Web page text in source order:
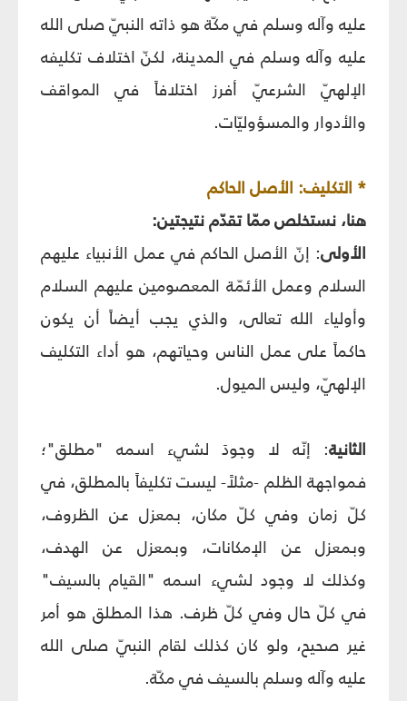
عليه وآله وسلم في مكّة هو ذاته النبيّ صلى الله
عليه وآله وسلم في المدينة، لكنّ اختلاف تكليفه
الإلهيّ الشرعيّ أفرز اختلافاً في المواقف
والأدوار والمسؤوليّات.
* التكليف: الأصل الحاكم
هنا، نستخلص ممّا تقدّم نتيجتين:
الأولى: إنّ الأصل الحاكم في عمل الأنبياء عليهم
السلام وعمل الأئمّة المعصومين عليهم السلام
وأولياء الله تعالى، والذي يجب أيضاً أن يكون
حاكماً على عمل الناس وحياتهم، هو أداء التكليف
الإلهيّ، وليس الميول.
الثانية: إنّه لا وجودَ لشيء اسمه "مطلق"؛
فمواجهة الظلم -مثلاً- ليست تكليفاً بالمطلق، في
كلّ زمان وفي كلّ مكان، بمعزل عن الظروف،
وبمعزل عن الإمكانات، وبمعزل عن الهدف،
وكذلك لا وجود لشيء اسمه "القيام بالسيف"
في كلّ حال وفي كلّ ظرف. هذا المطلق هو أمر
غير صحيح، ولو كان كذلك لقام النبيّ صلى الله
عليه وآله وسلم بالسيف في مكّة.